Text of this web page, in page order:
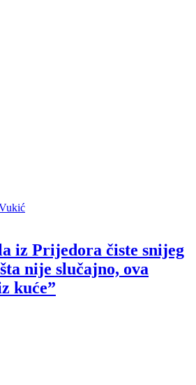
iz Prijedora čiste snijeg
nije slučajno, ova
kuće”